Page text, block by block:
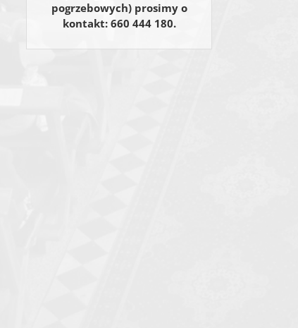
pogrzebowych) prosimy o
kontakt: 660 444 180.